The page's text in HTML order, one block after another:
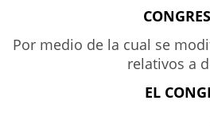
Por medio de la cual se
relativos a
EL